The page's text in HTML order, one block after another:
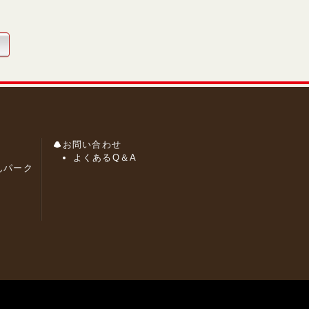
ーク
お問い合わせ
よくあるQ＆A